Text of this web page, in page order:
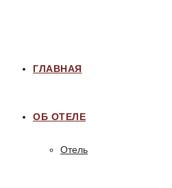
ГЛАВНАЯ
ОБ ОТЕЛЕ
Отель